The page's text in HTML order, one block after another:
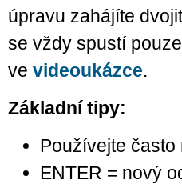
úpravu zahájíte
se vždy spustí
ve videoukázce.
Základní tipy:
Používejte často
ENTER = nový